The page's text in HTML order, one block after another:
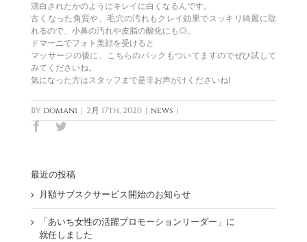
漂白されたかのようにキレイに白くなるんです。
古くなった角質や、毛穴の汚れもクレイ効果でスッキリ綺麗に取
れるので、小鼻の汚れや皮脂の酸化にも◎。
ドマーニでフォト美顔を受けると
マッサージの後に、こちらのパックもついてますのでぜひ試して
みてくださいね。
気になった方はスタッフまで是非お声がけくださいね!
By domani | 2月 17th, 2020 | news |
FacebookTwitter
最近の投稿
月額サブスクサービス開始のお知らせ
「あいち女性の活躍プロモーションリーダー」に
就任しました